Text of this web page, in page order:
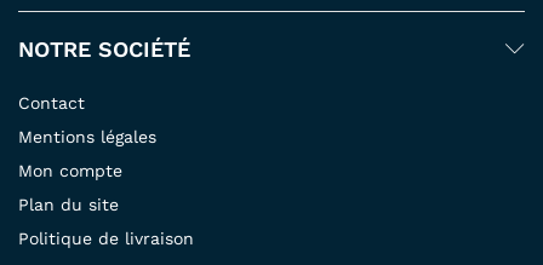
NOTRE SOCIÉTÉ
Contact
Mentions légales
Mon compte
Plan du site
Politique de livraison